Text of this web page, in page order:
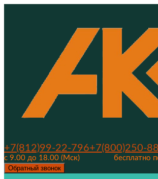
+7(812)99-22-796+7(800)250-
с 9.00 до 18.00 (Мск)
бесплатно
Обратный звонок